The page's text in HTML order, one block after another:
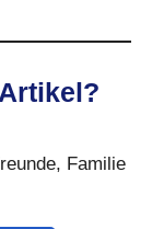
Familie